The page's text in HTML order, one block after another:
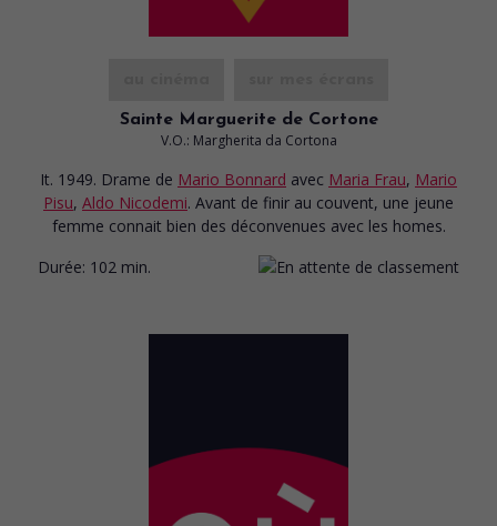
Sainte Marguerite de Cortone
V.O.: Margherita da Cortona
It. 1949. Drame de Mario Bonnard avec Maria Frau, Mario
Pisu, Aldo Nicodemi. Avant de finir au couvent, une jeune
femme connait bien des déconvenues avec les homes.
Durée: 102 min.